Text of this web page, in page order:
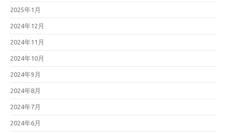
2025年1月
2024年12月
2024年11月
2024年10月
2024年9月
2024年8月
2024年7月
2024年6月